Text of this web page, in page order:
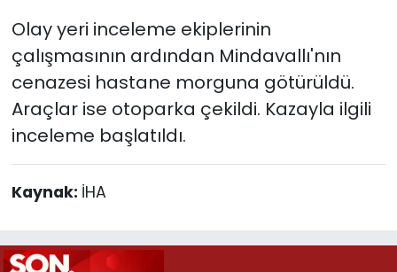
Olay yeri inceleme ekiplerinin
çalışmasının ardından Mindavallı'nın
cenazesi hastane morguna götürüldü.
Araçlar ise otoparka çekildi. Kazayla ilgili
inceleme başlatıldı.
Kaynak: İHA